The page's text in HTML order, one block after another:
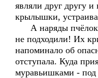
являли друг другу
крылышки,
А наряды пчёлок
не подходили! Их
напоминало об
отступала. Куда
муравьишками -